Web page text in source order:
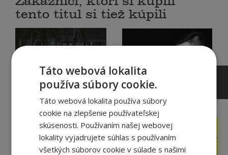
tento titul si tiež kúpili
17,90€
5,95 €
Táto webová lokalita
používa súbory cookie.
Táto webová lokalita používa súbory
cookie na zlepšenie používateľskej
skúsenosti. Používaním našej webovej
lokality vyjadrujete súhlas s používaním
všetkých súborov cookie v súlade s našimi